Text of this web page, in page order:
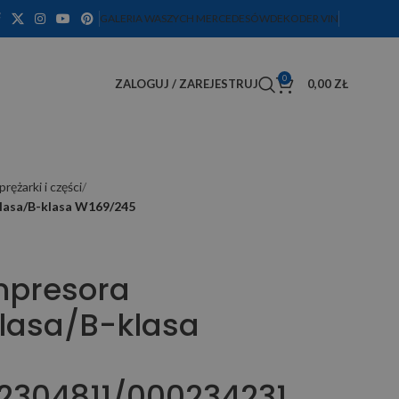
GALERIA WASZYCH MERCEDESÓWDEKODER VIN
ZALOGUJ / ZAREJESTRUJ 0 0,00 ZŁ
i części
B-klasa W169/245
B-klasa